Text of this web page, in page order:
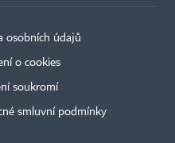
osobních údajů
o cookies
soukromí
smluvní podmínky